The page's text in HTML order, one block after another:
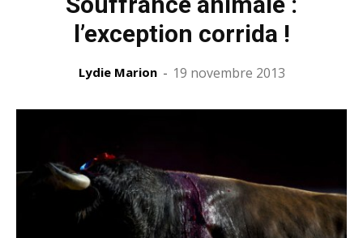
l’exception corrida !
Lydie Marion - 19 novembre 2013